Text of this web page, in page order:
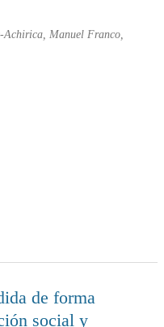
Manuel Franco,
de forma
social y